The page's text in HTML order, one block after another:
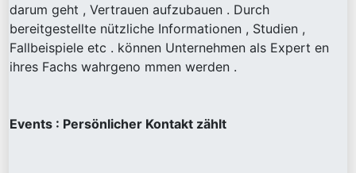
darum geht , Vertrauen aufzubauen . Durch
bereitgestellte nützliche Informationen , Studien ,
Fallbeispiele etc . können Unternehmen als Expert en
ihres Fachs wahrgeno mmen werden .
Events : Persönlicher Kontakt zählt